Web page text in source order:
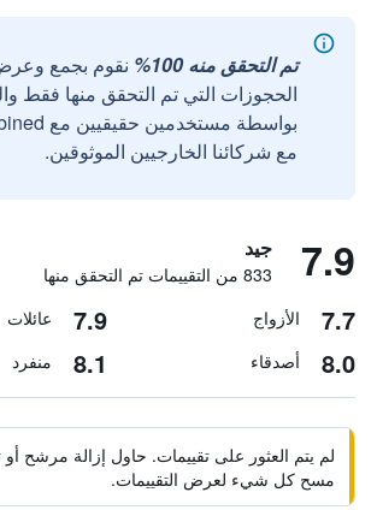
تم التحقق منه 100%
نقوم بجمع
الحجوزات التي تم التحقق منها فقط
مع شركائنا الخارجيين الموثوقين.
7.9 جيد
833 من التقييمات تم التحقق منها
7.7 الأزواج 7.9 عائلات
8.0 أصدقاء 8.1 منفرد
لم يتم العثور على تقييمات. حاول إزالة مرشح أو
مسح كل شيء لعرض التقييمات.